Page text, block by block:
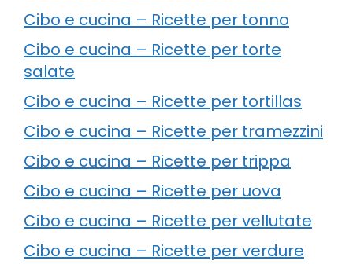
Cibo e cucina – Ricette per tonno
Cibo e cucina – Ricette per torte
salate
Cibo e cucina – Ricette per tortillas
Cibo e cucina – Ricette per tramezzini
Cibo e cucina – Ricette per trippa
Cibo e cucina – Ricette per uova
Cibo e cucina – Ricette per vellutate
Cibo e cucina – Ricette per verdure